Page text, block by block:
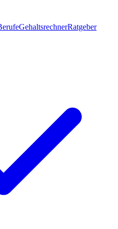
GehaltsrechnerRatgeber